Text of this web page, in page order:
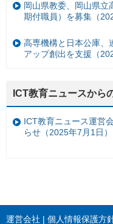
岡山県教委、岡山県立
期付職員）を募集（
高専機構と日本公庫、
アップ創出を支援（
ICT教育ニュースから
ICT教育ニュース運営
らせ（2025年7月1日）
運営会社 個人情報保護方